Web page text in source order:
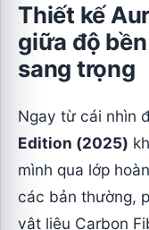
Thiết kế
giữa độ
sang trọng
Ngay từ cái nhìn
Edition (2025)
mình qua lớp
các bản thường,
vật liệu Carbon